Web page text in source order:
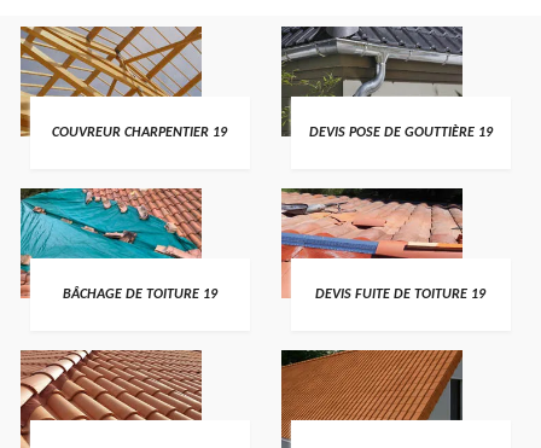
COUVREUR CHARPENTIER 19 DEVIS POSE DE GOUTTIÈRE 19
BÂCHAGE DE TOITURE 19 DEVIS FUITE DE TOITURE 19